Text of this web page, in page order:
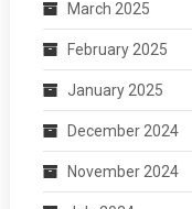
March 2025
February 2025
January 2025
December 2024
November 2024